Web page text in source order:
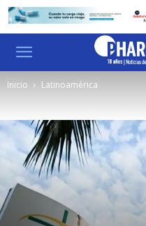
Inicio Latinoamérica